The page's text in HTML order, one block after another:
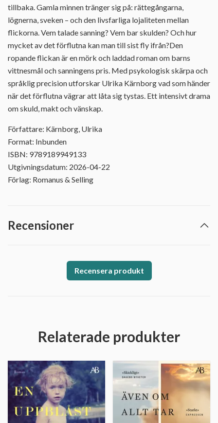
tillbaka. Gamla minnen tränger sig på: rättegångarna,
lögnerna, sveken – och den livsfarliga lojaliteten mellan
flickorna. Vem talade sanning? Vem bar skulden? Och hur
mycket av det förflutna kan man till sist fly ifrån?Den
ropande flickan är en mörk och laddad roman om barns
vittnesmål och sanningens pris. Med psykologisk skärpa och
språklig precision utforskar Ulrika Kärnborg vad som händer
när det förflutna vägrar att låta sig tystas. Ett intensivt drama
om skuld, makt och vänskap.
Författare: Kärnborg, Ulrika
Format: Inbunden
ISBN: 9789189949133
Utgivningsdatum: 2026-04-22
Förlag: Romanus & Selling
Recensioner
Recensera produkt
Relaterade produkter